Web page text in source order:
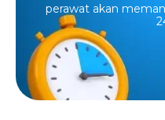
perawat akan